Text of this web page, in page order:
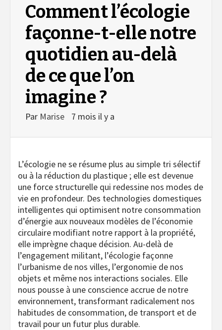
Comment l’écologie
façonne-t-elle notre
quotidien au-delà
de ce que l’on
imagine ?
Par Marise 7 mois il y a
L’écologie ne se résume plus au simple tri sélectif
ou à la réduction du plastique ; elle est devenue
une force structurelle qui redessine nos modes de
vie en profondeur. Des technologies domestiques
intelligentes qui optimisent notre consommation
d’énergie aux nouveaux modèles de l’économie
circulaire modifiant notre rapport à la propriété,
elle imprègne chaque décision. Au-delà de
l’engagement militant, l’écologie façonne
l’urbanisme de nos villes, l’ergonomie de nos
objets et même nos interactions sociales. Elle
nous pousse à une conscience accrue de notre
environnement, transformant radicalement nos
habitudes de consommation, de transport et de
travail pour un futur plus durable.